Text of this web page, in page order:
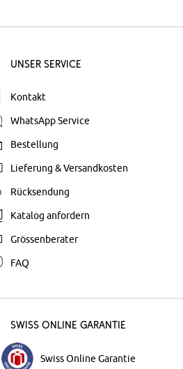
Unser Service
Kontakt
WhatsApp Service
Bestellung
Lieferung & Versandkosten
Rücksendung
Katalog anfordern
Grössenberater
FAQ
Swiss Online Garantie
Swiss Online Garantie